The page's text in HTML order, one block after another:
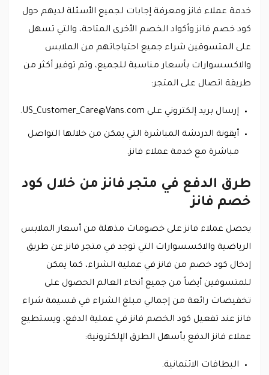
خدمة عملاء فانز ومعرفة إجابات لجميع الأسئلة لديهم حول
كود خصم فانز وأكواد الخصم الأخرى المتاحة، والتي تسهل
على المتسوقين شراء جميع احتياجاتهم من الملابس
والاكسسوارات بأسعار مناسبة للجميع، وتم توفير أكثر من
طريقة اتصال على المتجر:
إرسال بريد إلكتروني على US_Customer_Care@Vans.com
.
أيقونة الدردشة المباشرة التي يمكن من خلالها التواصل
مباشرة مع خدمة عملاء فانز.
طرق الدفع في متجر فانز من خلال كود
خصم فانز
يحصل عملاء فانز على خصومات مذهلة من أسعار الملابس
الرياضية والاكسسوارات التي توجد في متجر فانز عن طريق
إدخال كود خصم من فانز في عملية الشراء، كما يمكن
للمتسوقين أيضاً من جميع أنحاء العالم الحصول على
تخفيضات رائعة من إجمالي مبلغ الشراء في قسيمة شراء
فانز عند تفعيل كود الخصم فانز في عملية الدفع، ويستطيع
عملاء فانز الدفع بأسهل الطرق الإلكترونية:
البطاقات الائتمانية.